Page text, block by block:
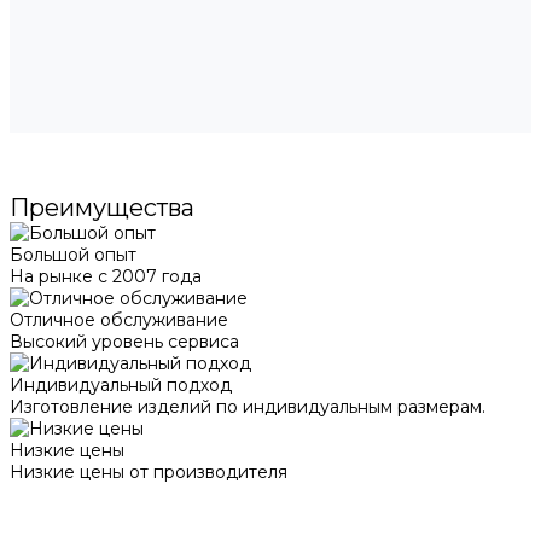
Преимущества
Большой опыт
На рынке с 2007 года
Отличное обслуживание
Высокий уровень сервиса
Индивидуальный подход
Изготовление изделий по индивидуальным размерам.
Низкие цены
Низкие цены от производителя